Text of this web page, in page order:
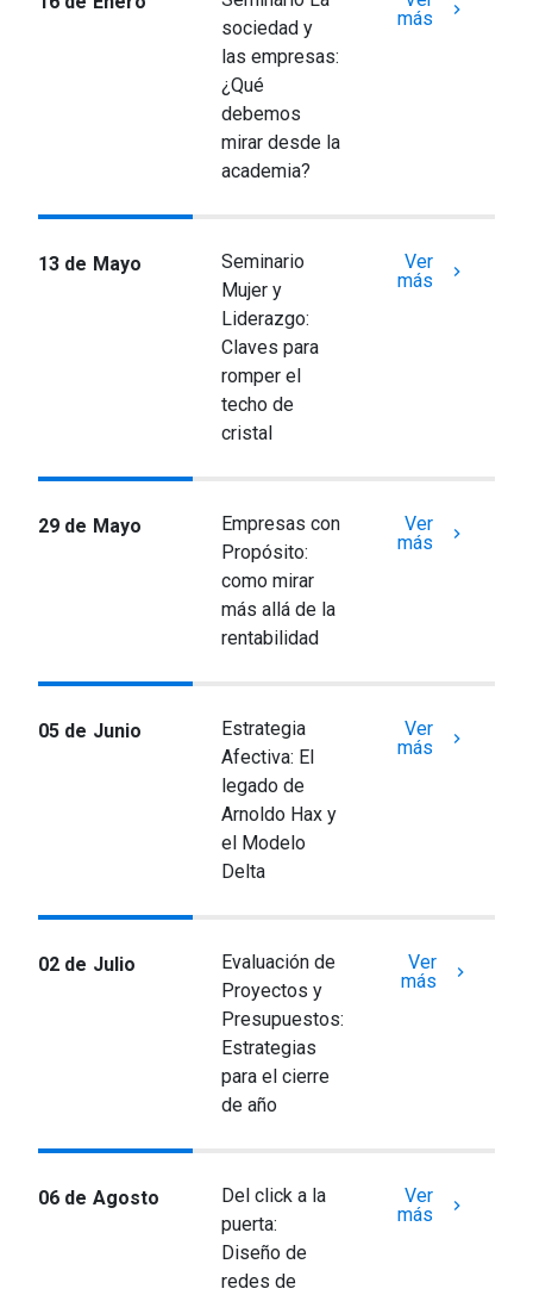
sociedad y
las empresas:
¿Qué
debemos
mirar desde la
academia?
más
keyboard_arrow_right
13 de Mayo
Seminario
Mujer y
Liderazgo:
Claves para
romper el
techo de
cristal
Ver
más
keyboard_arrow_right
29 de Mayo
Empresas con
Propósito:
como mirar
más allá de la
rentabilidad
Ver
más
keyboard_arrow_right
05 de Junio
Estrategia
Afectiva: El
legado de
Arnoldo Hax y
el Modelo
Delta
Ver
más
keyboard_arrow_right
02 de Julio
Evaluación de
Proyectos y
Presupuestos:
Estrategias
para el cierre
de año
Ver
más
keyboard_arrow_right
06 de Agosto
Del click a la
puerta:
Diseño de
redes de
Ver
más
keyboard_arrow_right